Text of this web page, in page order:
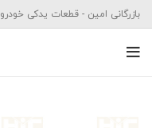
بازرگانی امین - قطعات یدکی خودرو